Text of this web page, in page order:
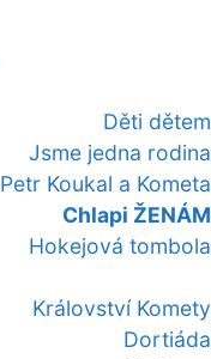
Děti dětem
Jsme jedna rodina
Petr Koukal a Kometa
Chlapi ŽENÁM
Hokejová tombola
Království Komety
Dortiáda